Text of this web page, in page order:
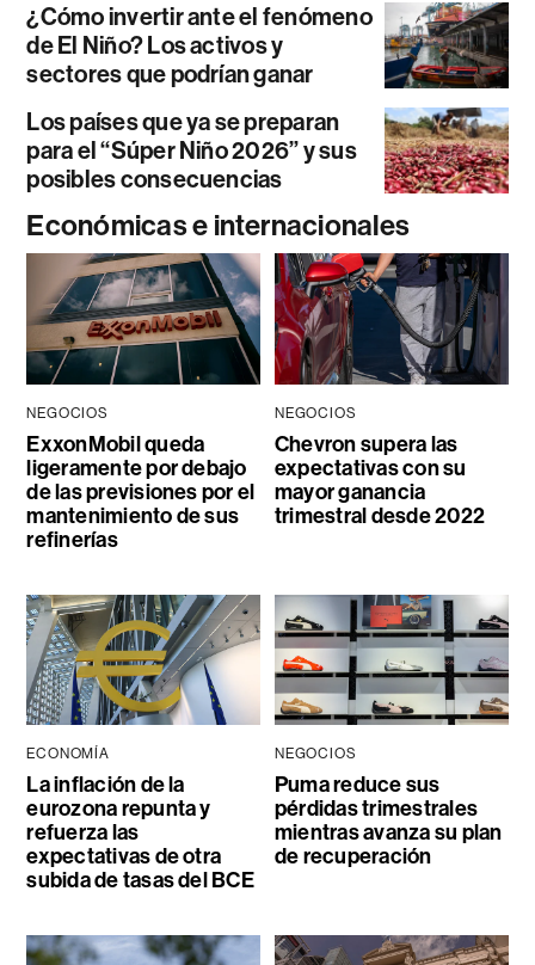
¿Cómo invertir ante el fenómeno
de El Niño? Los activos y
sectores que podrían ganar
Los países que ya se preparan
para el “Súper Niño 2026” y sus
posibles consecuencias
Económicas e internacionales
NEGOCIOS
ExxonMobil queda
ligeramente por debajo
de las previsiones por el
mantenimiento de sus
refinerías
NEGOCIOS
Chevron supera las
expectativas con su
mayor ganancia
trimestral desde 2022
ECONOMÍA
La inflación de la
eurozona repunta y
refuerza las
expectativas de otra
subida de tasas del BCE
NEGOCIOS
Puma reduce sus
pérdidas trimestrales
mientras avanza su plan
de recuperación